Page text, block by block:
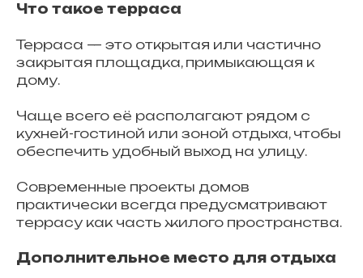
Что такое терраса
Терраса — это открытая или частично
закрытая площадка, примыкающая к
дому.
Чаще всего её располагают рядом с
кухней-гостиной или зоной отдыха, чтобы
обеспечить удобный выход на улицу.
Современные проекты домов
практически всегда предусматривают
террасу как часть жилого пространства.
Дополнительное место для отдыха